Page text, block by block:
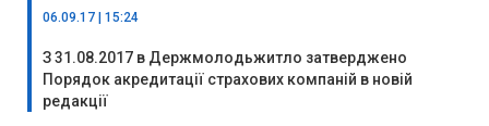
06.09.17 | 15:24
З 31.08.2017 в Держмолодьжитло затверджено
Порядок акредитації страхових компаній в новій
редакції